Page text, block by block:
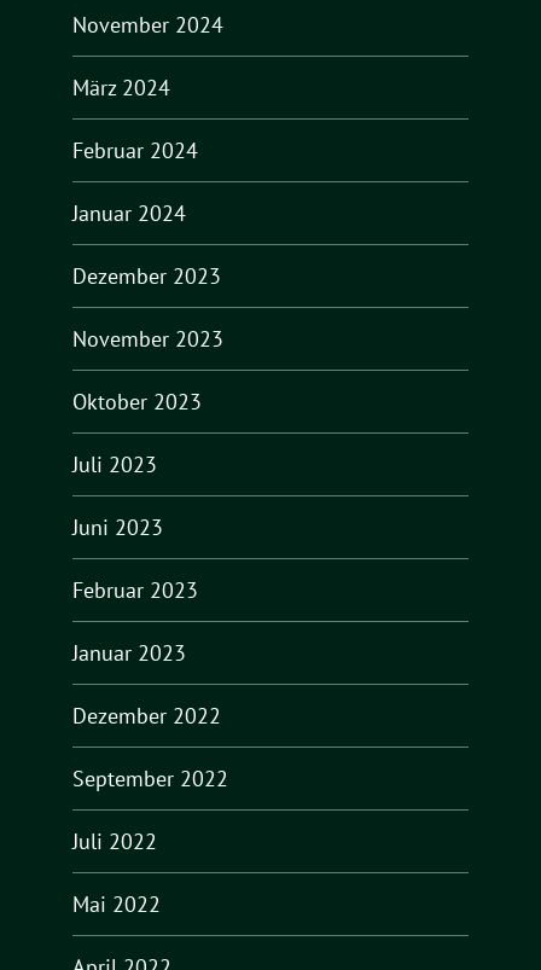
November 2024
März 2024
Februar 2024
Januar 2024
Dezember 2023
November 2023
Oktober 2023
Juli 2023
Juni 2023
Februar 2023
Januar 2023
Dezember 2022
September 2022
Juli 2022
Mai 2022